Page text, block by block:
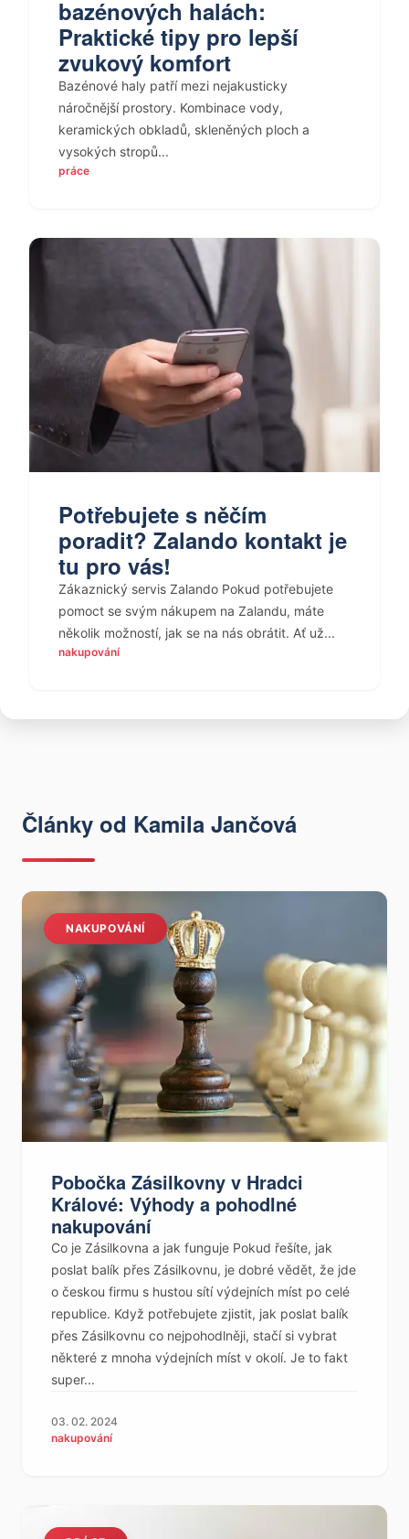
bazénových halách:
Praktické tipy pro lepší
zvukový komfort
Bazénové haly patří mezi nejakusticky
náročnější prostory. Kombinace vody,
keramických obkladů, skleněných ploch a
vysokých stropů...
práce
Potřebujete s něčím
poradit? Zalando kontakt je
tu pro vás!
Zákaznický servis Zalando Pokud potřebujete
pomoct se svým nákupem na Zalandu, máte
několik možností, jak se na nás obrátit. Ať už...
nakupování
Články od Kamila Jančová
NAKUPOVÁNÍ
Pobočka Zásilkovny v Hradci
Králové: Výhody a pohodlné
nakupování
Co je Zásilkovna a jak funguje Pokud řešíte, jak
poslat balík přes Zásilkovnu, je dobré vědět, že jde
o českou firmu s hustou sítí výdejních míst po celé
republice. Když potřebujete zjistit, jak poslat balík
přes Zásilkovnu co nejpohodlněji, stačí si vybrat
některé z mnoha výdejních míst v okolí. Je to fakt
super...
03. 02. 2024
nakupování